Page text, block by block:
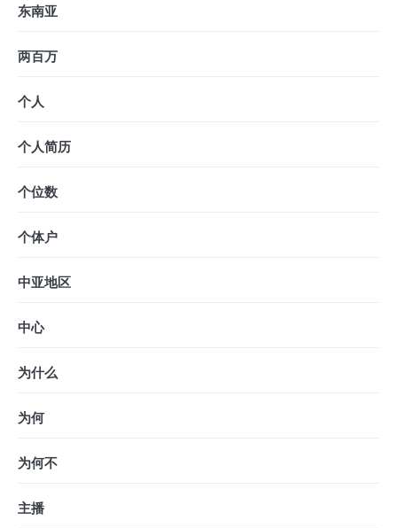
东南亚
两百万
个人
个人简历
个位数
个体户
中亚地区
中心
为什么
为何
为何不
主播